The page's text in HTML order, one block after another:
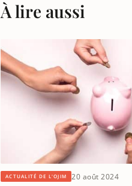
À lire aussi
ACTUALITÉ DE L'OJIM 20 août 2024